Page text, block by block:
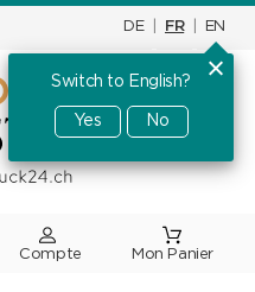
DE FR EN
Switch to English?
Yes No